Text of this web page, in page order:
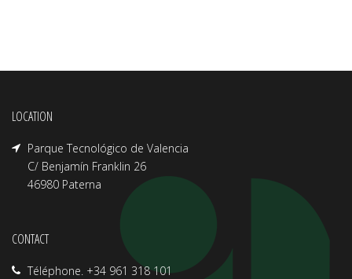
LOCATION
Parque Tecnológico de Valencia
C/ Benjamín Franklin 26
46980 Paterna
CONTACT
Téléphone. +34 961 318 101